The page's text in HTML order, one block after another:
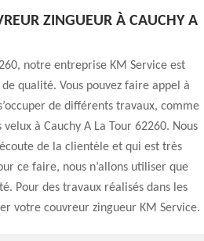
ZINGUEUR À CAUCHY A
notre entreprise KM Service est
qualité. Vous pouvez faire appel à
de différents travaux, comme
à Cauchy A La Tour 62260. Nous
de la clientèle et qui est très
ce faire, nous n’allons utiliser que
Pour des travaux réalisés dans les
votre couvreur zingueur KM Service.